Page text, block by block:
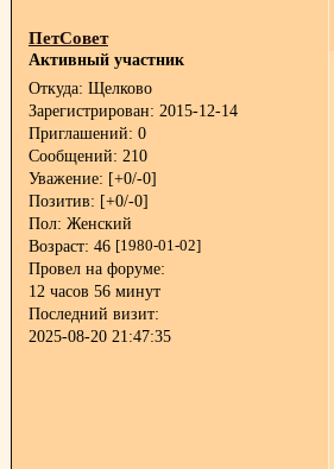
ПетСовет
Активный участник
Откуда: Щелково
Зарегистрирован: 2015-12-14
Приглашений: 0
Сообщений: 210
Уважение: [+0/-0]
Позитив: [+0/-0]
Пол: Женский
Возраст: 46 [1980-01-02]
Провел на форуме:
12 часов 56 минут
Последний визит:
2025-08-20 21:47:35